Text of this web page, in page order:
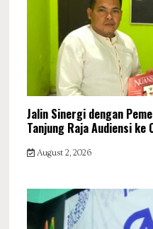
Jalin Sinergi dengan
Tanjung Raja Audiensi ke
August 2, 2026